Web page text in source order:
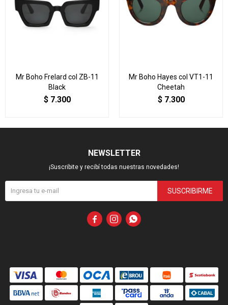
Mr Boho Frelard col ZB-11
Black
$ 7.300
Mr Boho Hayes col VT1-11
Cheetah
$ 7.300
NEWSLETTER
¡Suscribite y recibí todas nuestras novedades!
SUSCRIBIRME
  